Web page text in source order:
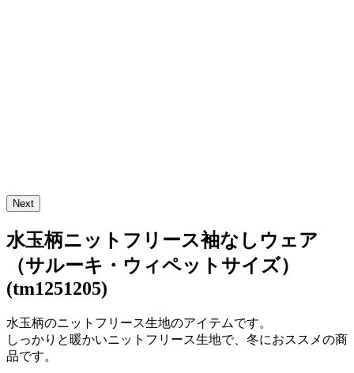
Next
水玉柄ニットフリース袖なしウェア
（サルーキ・ウィペットサイズ）
(tm1251205)
水玉柄のニットフリース生地のアイテムです。
しっかりと暖かいニットフリース生地で、冬におススメの商
品です。